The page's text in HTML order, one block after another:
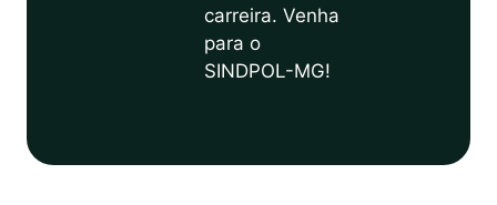
carreira. Venha
para o
SINDPOL-MG!